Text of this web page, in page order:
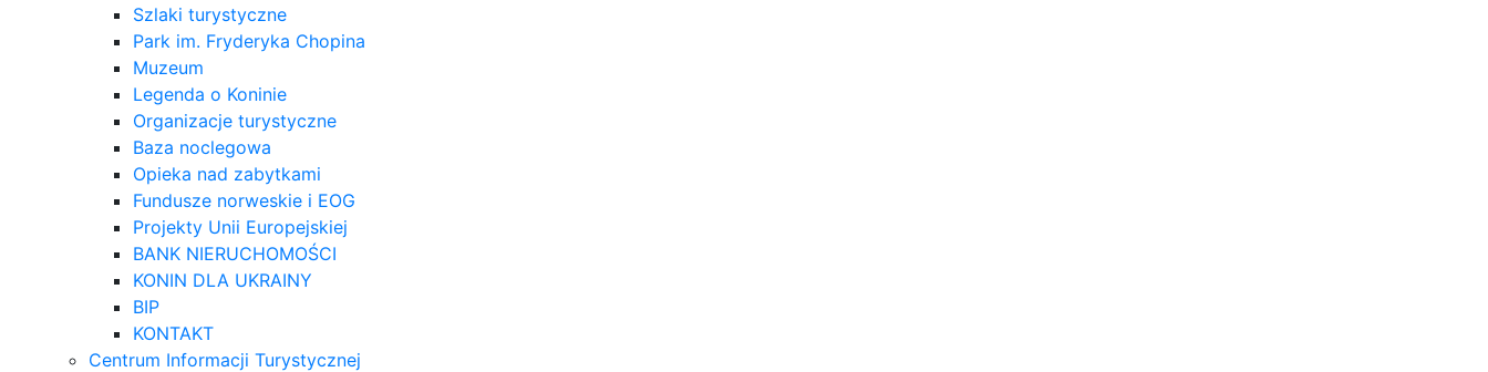
Szlaki turystyczne
Park im. Fryderyka Chopina
Muzeum
Legenda o Koninie
Organizacje turystyczne
Baza noclegowa
Opieka nad zabytkami
Fundusze norweskie i EOG
Projekty Unii Europejskiej
BANK NIERUCHOMOŚCI
KONIN DLA UKRAINY
BIP
KONTAKT
Centrum Informacji Turystycznej